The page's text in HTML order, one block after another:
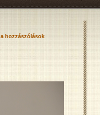
a hozzászólások